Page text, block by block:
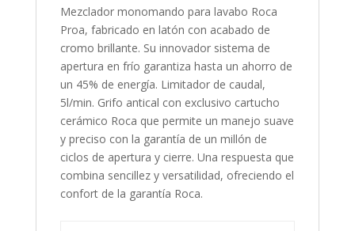
Mezclador monomando para lavabo Roca
Proa, fabricado en latón con acabado de
cromo brillante. Su innovador sistema de
apertura en frío garantiza hasta un ahorro de
un 45% de energía. Limitador de caudal,
5l/min. Grifo antical con exclusivo cartucho
cerámico Roca que permite un manejo suave
y preciso con la garantía de un millón de
ciclos de apertura y cierre. Una respuesta que
combina sencillez y versatilidad, ofreciendo el
confort de la garantía Roca.